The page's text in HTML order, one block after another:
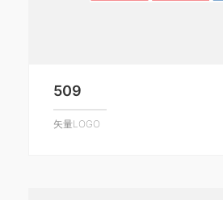
509
矢量LOGO